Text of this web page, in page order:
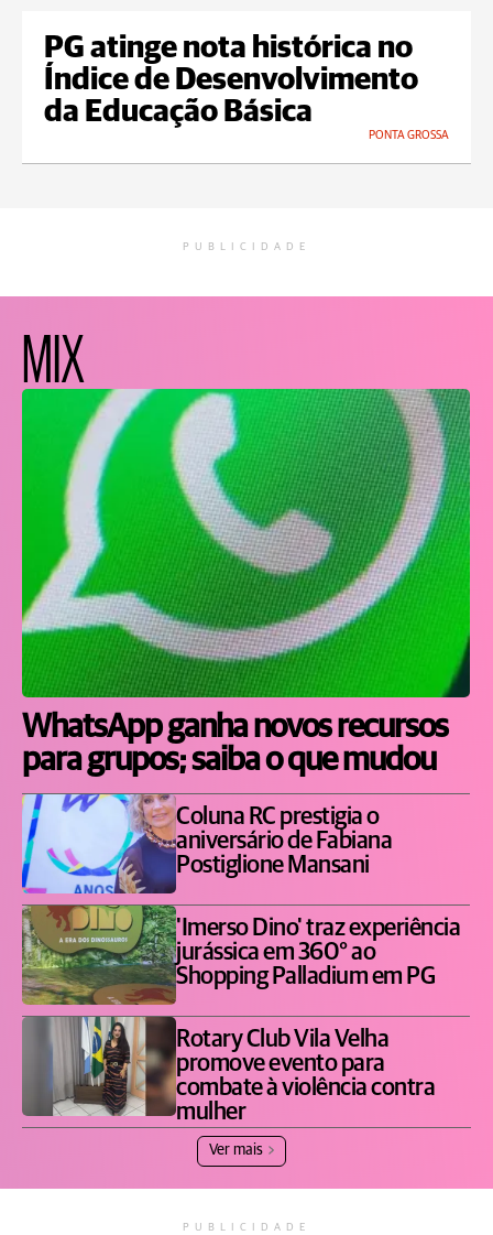
PG atinge nota histórica no
Índice de Desenvolvimento
da Educação Básica
PONTA GROSSA
PUBLICIDADE
MIX
WhatsApp ganha novos recursos
para grupos; saiba o que mudou
Coluna RC prestigia o
aniversário de Fabiana
Postiglione Mansani
'Imerso Dino' traz experiência
jurássica em 360° ao
Shopping Palladium em PG
Rotary Club Vila Velha
promove evento para
combate à violência contra
mulher
Ver mais
PUBLICIDADE